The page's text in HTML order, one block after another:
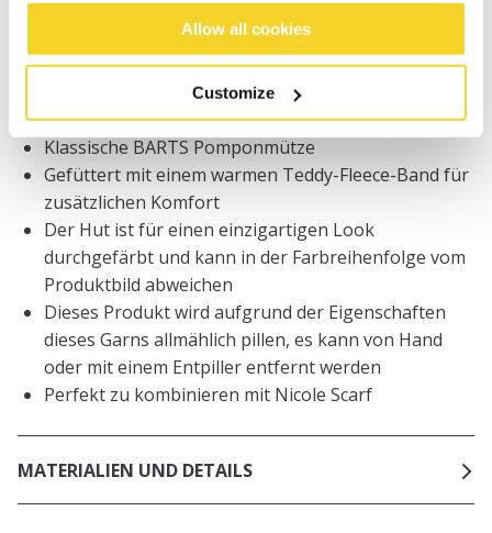
Allow all cookies
Customize
Klassische BARTS Pomponmütze
Gefüttert mit einem warmen Teddy-Fleece-Band für
zusätzlichen Komfort
Der Hut ist für einen einzigartigen Look
durchgefärbt und kann in der Farbreihenfolge vom
Produktbild abweichen
Dieses Produkt wird aufgrund der Eigenschaften
dieses Garns allmählich pillen, es kann von Hand
oder mit einem Entpiller entfernt werden
Perfekt zu kombinieren mit Nicole Scarf
MATERIALIEN UND DETAILS